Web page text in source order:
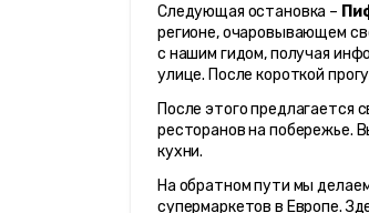
Следующая остановка –
регионе, очаровывающем
с нашим гидом, получая
улице. После короткой
После этого предлагается
ресторанов на побережье.
кухни.
На обратном пути мы
супермаркетов в Европе.